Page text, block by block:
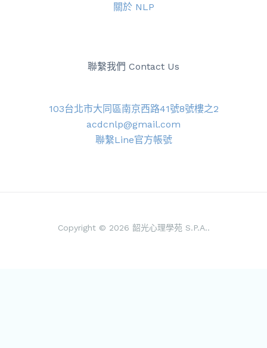
關於 NLP
聯繫我們 Contact Us
103台北市大同區南京西路41號8號樓之2
acdcnlp@gmail.com
聯繫Line官方帳號
Copyright © 2026 韶光心理學苑 S.P.A..